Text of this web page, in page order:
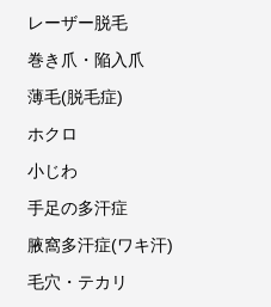
レーザー脱毛
巻き爪・陥入爪
薄毛(脱毛症)
ホクロ
小じわ
手足の多汗症
腋窩多汗症(ワキ汗)
毛穴・テカリ